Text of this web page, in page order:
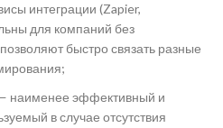
интеграции (Zapier,
для компаний без
быстро связать разные
наименее эффективный и
в случае отсутствия